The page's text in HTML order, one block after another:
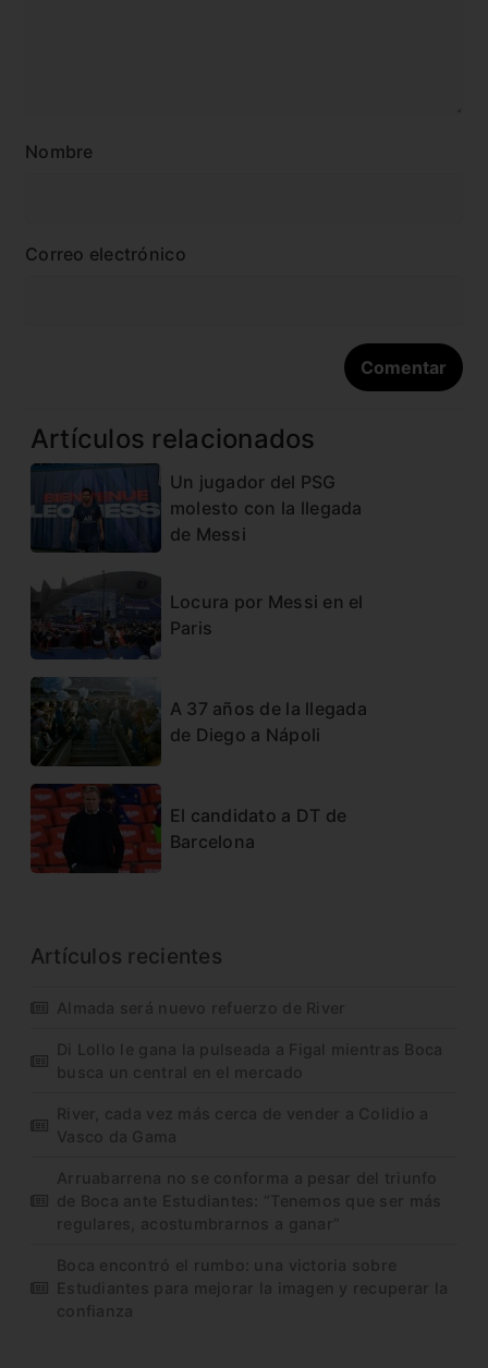
Nombre
Correo electrónico
Artículos relacionados
Un jugador del PSG
molesto con la llegada
de Messi
Locura por Messi en el
Paris
A 37 años de la llegada
de Diego a Nápoli
El candidato a DT de
Barcelona
Artículos recientes
Almada será nuevo refuerzo de River
Di Lollo le gana la pulseada a Figal mientras Boca
busca un central en el mercado
River, cada vez más cerca de vender a Colidio a
Vasco da Gama
Arruabarrena no se conforma a pesar del triunfo
de Boca ante Estudiantes: “Tenemos que ser más
regulares, acostumbrarnos a ganar”
Boca encontró el rumbo: una victoria sobre
Estudiantes para mejorar la imagen y recuperar la
confianza